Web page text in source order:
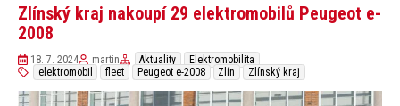
Zlínský kraj nakoupí 29 elektromobilů Peugeot e-
2008
18. 7. 2024 martin Aktuality
Elektromobilita
elektromobil
fleet Peugeot e-2008 Zlín Zlínský kraj